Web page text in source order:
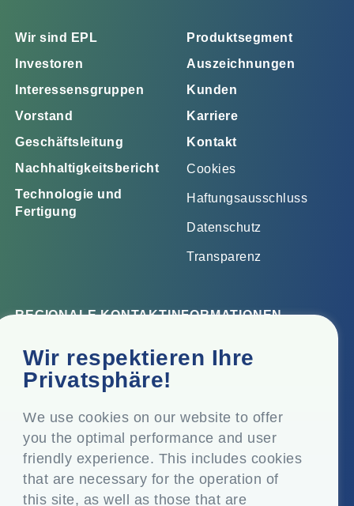
Wir respektieren Ihre
Privatsphäre!
We use cookies on our website to offer
you the optimal performance and user
friendly experience. This includes cookies
that are necessary for the operation of
this site, as well as those that are
Wir sind EPL
Investoren
Interessensgruppen
Vorstand
Geschäftsleitung
Nachhaltigkeitsbericht
Technologie und
Fertigung
Produktsegment
Auszeichnungen
Kunden
Karriere
Kontakt
Cookies
Haftungsausschluss
Datenschutz
Transparenz
REGIONALE KONTAKTINFORMATIONEN
Firmensitz
Top Floor, Times Tower, Kamala City, Senapati Bapat
Marg, Lower Parel, Mumbai - 400 013, Maharashtra,
Eingetragener Sitz
P.O. Vasind, Taluka Shahapur, Dist. Thane - 421 604,
Maharashtra Indien